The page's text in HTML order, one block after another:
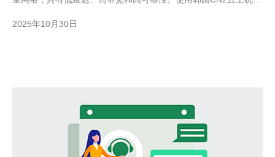
据处理和高频交易的行业尤为重要。此外，CN2云主机还提供了强
2025年10月30日